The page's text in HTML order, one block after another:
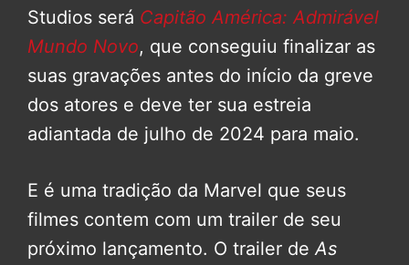
Studios será Capitão América: Admirável
Mundo Novo, que conseguiu finalizar as
suas gravações antes do início da greve
dos atores e deve ter sua estreia
adiantada de julho de 2024 para maio.
E é uma tradição da Marvel que seus
filmes contem com um trailer de seu
próximo lançamento. O trailer deAs